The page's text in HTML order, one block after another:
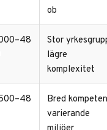
ob
Stor
lägre
komplexitet
Bred
varierande